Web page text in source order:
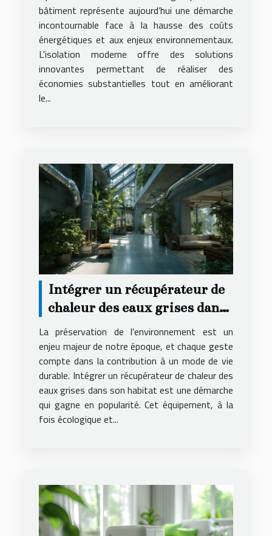
bâtiment représente aujourd’hui une démarche
incontournable face à la hausse des coûts
énergétiques et aux enjeux environnementaux.
L'isolation moderne offre des solutions
innovantes permettant de réaliser des
économies substantielles tout en améliorant
le...
Intégrer un récupérateur de
chaleur des eaux grises dans
son habitat avantages et
fonctionnement
La préservation de l'environnement est un
enjeu majeur de notre époque, et chaque geste
compte dans la contribution à un mode de vie
durable. Intégrer un récupérateur de chaleur des
eaux grises dans son habitat est une démarche
qui gagne en popularité. Cet équipement, à la
fois écologique et...